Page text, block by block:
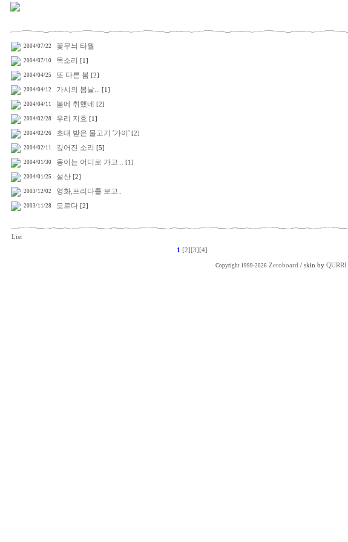
2004/07/22 꽃무늬 타월
2004/07/10 목소리 [1]
2004/04/25 또 다른 봄 [2]
2004/04/12 가시의 봄날... [1]
2004/04/11 봄에 취했네 [2]
2004/02/28 우리 지효 [1]
2004/02/26 초대 받은 물고기 '가이' [2]
2004/02/11 깊어진 소리 [5]
2004/01/30 옹이는 어디로 가고... [1]
2004/01/25 설산 [2]
2003/12/02 영화,프리다를 보고..
2003/11/28 모르다 [2]
List
1
[2] [3] [4]
Copyright 1999-2026 Zeroboard / skin by QURRI